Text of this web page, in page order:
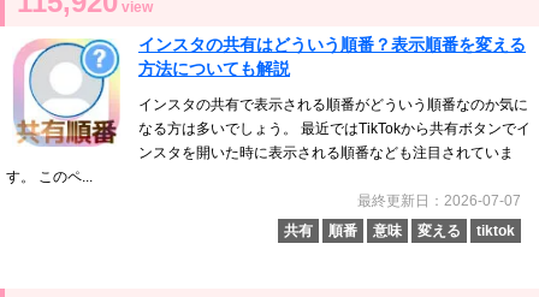
view
インスタの共有はどういう順番？表示順番を変える
方法についても解説
インスタの共有で表示される順番がどういう順番なのか気に
なる方は多いでしょう。 最近ではTikTokから共有ボタンでイ
ンスタを開いた時に表示される順番なども注目されていま
す。 このペ...
最終更新日：2026-07-07
共有
順番 意味 変える tiktok